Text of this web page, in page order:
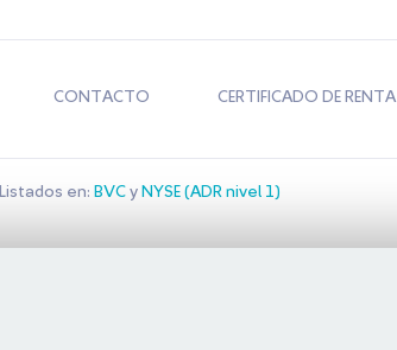
CONTACTO CERTIFICADO DE RENTA
Listados en: BVCy NYSE (ADR nivel 1)